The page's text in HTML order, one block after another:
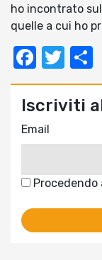
ho incontrato
quelle a cui ho
Iscriviti
Email